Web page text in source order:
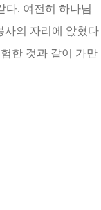
다. 여전히 하나님
사의 자리에 앉혔다
한 것과 같이 가만